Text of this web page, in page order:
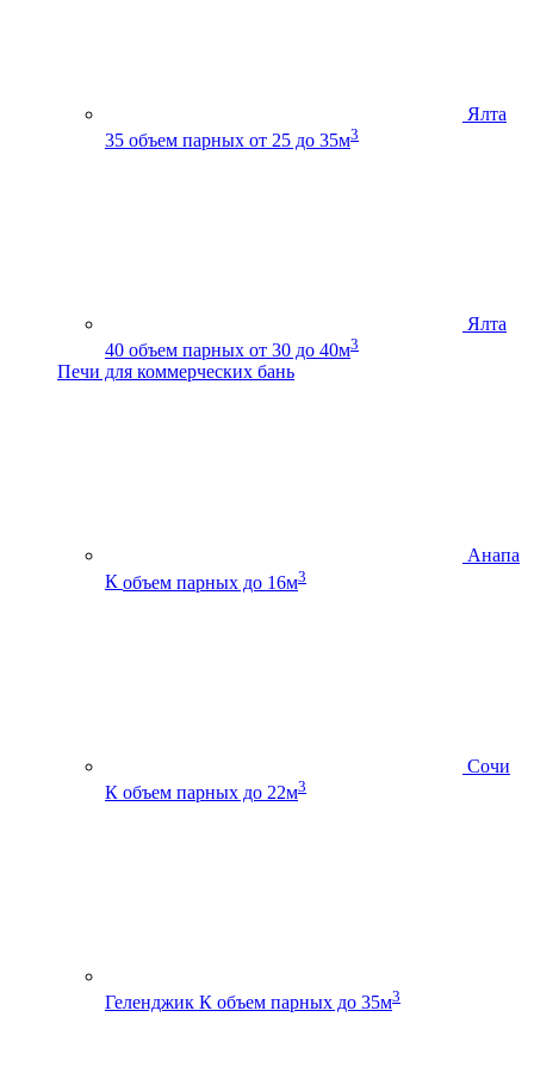
Ялта
35 объем парных от 25 до 35м3
Ялта
40 объем парных от 30 до 40м3
Печи для коммерческих бань
Анапа
К объем парных до 16м3
Сочи
К объем парных до 22м3
Геленджик К объем парных до 35м3